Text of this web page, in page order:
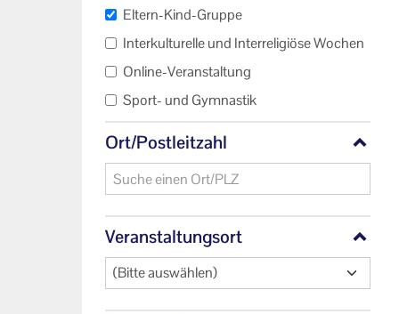
Eltern-Kind-Gruppe
Interkulturelle und Interreligiöse Wochen
Online-Veranstaltung
Sport- und Gymnastik
Ort/Postleitzahl
Veranstaltungsort
(Bitte auswählen)